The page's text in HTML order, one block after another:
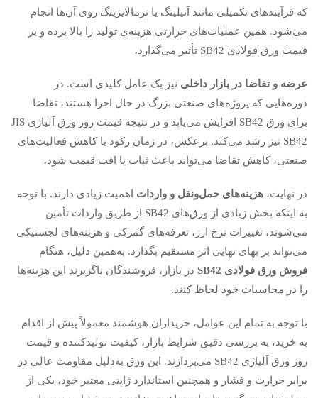
که فرآیندهای تکمیلی مانند آنیلینگ یا نرمالایزینگ روی آن‌ها انجام
می‌شود. همین عملیات‌های حرارتی هزینه‌ی تولید را بالا برده و بر
قیمت ورق فولادی SB42 تأثیر می‌گذارد.
عرضه و تقاضا در بازار داخلی نیز یک عامل کلیدی است. در
دوره‌هایی که پروژه‌های صنعتی بزرگ در حال اجرا هستند، تقاضا
برای ورق SB42 افزایش می‌یابد و در نتیجه قیمت روز ورق آلیاژی JIS
SB42 نیز رشد می‌کند. برعکس، در زمان رکود یا کاهش فعالیت‌های
صنعتی، کاهش تقاضا می‌تواند باعث ثبات یا افت قیمت شود.
در نهایت، هزینه‌های حمل‌ونقل و واردات اهمیت زیادی دارند. با توجه
به اینکه بخش زیادی از ورق‌های SB42 از طریق واردات تأمین
می‌شوند، تغییرات نرخ ارز، تعرفه‌های گمرکی و هزینه‌های لجستیکی
می‌تواند بر بهای نهایی اثر مستقیم بگذارد. به‌همین دلیل، هنگام
فروش ورق فولادی
در بازار، فروشندگان ناگزیرند این هزینه‌ها
را در محاسبات خود لحاظ کنند.
با توجه به تمام این عوامل، خریداران هوشمند معمولاً پیش از اقدام
به خرید، به بررسی دقیق شرایط بازار، کیفیت تولیدکننده و قیمت
روز ورق آلیاژی SB42 می‌پردازند. این ورق به‌دلیل مقاومت عالی در
برابر حرارت و فشار و همچنین استاندارد ژاپنی معتبر خود، یکی از